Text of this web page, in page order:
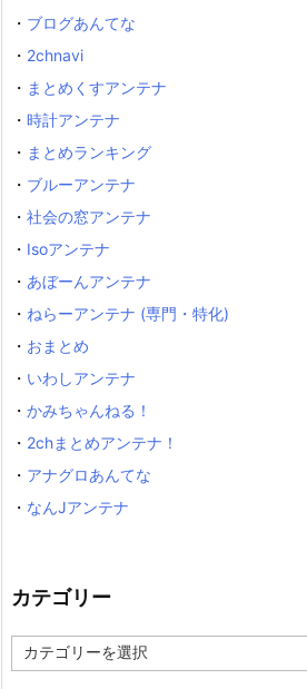
・ ブログあんてな
・ 2chnavi
・ まとめくすアンテナ
・ 時計アンテナ
・ まとめランキング
・ ブルーアンテナ
・ 社会の窓アンテナ
・ Isoアンテナ
・ あぼーんアンテナ
・ ねらーアンテナ (専門・特化)
・ おまとめ
・ いわしアンテナ
・ かみちゃんねる！
・ 2chまとめアンテナ！
・ アナグロあんてな
・ なんJアンテナ
カテゴリー
テ